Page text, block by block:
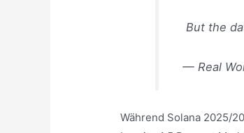
But the
— Real
Während Solana 2025/